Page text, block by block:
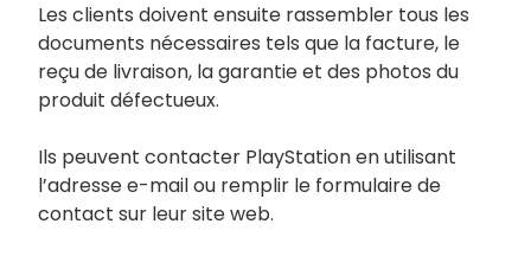
Les clients doivent ensuite rassembler tous les
documents nécessaires tels que la facture, le
reçu de livraison, la garantie et des photos du
produit défectueux.
Ils peuvent contacter PlayStation en utilisant
l’adresse e-mail ou remplir le formulaire de
contact sur leur site web.